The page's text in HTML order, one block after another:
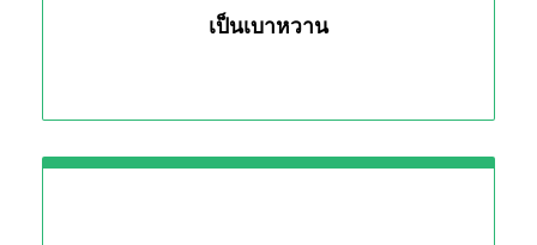
เป็นเบาหวาน